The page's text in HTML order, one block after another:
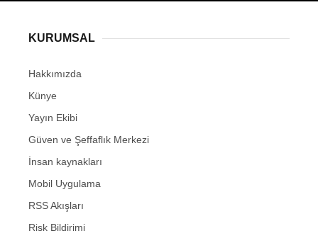
KURUMSAL
Hakkımızda
Künye
Yayın Ekibi
Güven ve Şeffaflık Merkezi
İnsan kaynakları
Mobil Uygulama
RSS Akışları
Risk Bildirimi